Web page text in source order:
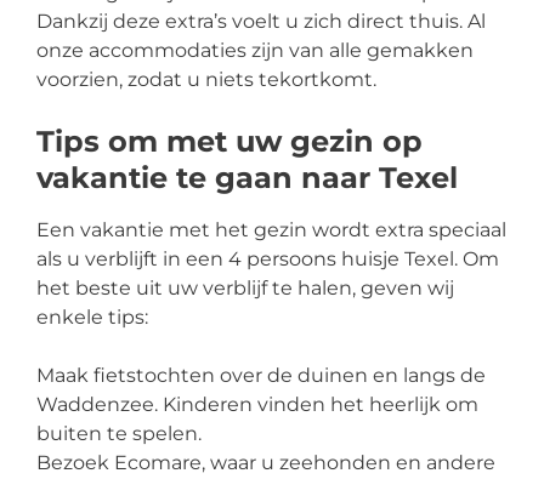
Dankzij deze extra’s voelt u zich direct thuis. Al
onze accommodaties zijn van alle gemakken
voorzien, zodat u niets tekortkomt.
Tips om met uw gezin op
vakantie te gaan naar Texel
Een vakantie met het gezin wordt extra speciaal
als u verblijft in een 4 persoons huisje Texel. Om
het beste uit uw verblijf te halen, geven wij
enkele tips:
Maak fietstochten over de duinen en langs de
Waddenzee. Kinderen vinden het heerlijk om
buiten te spelen.
Bezoek Ecomare, waar u zeehonden en andere